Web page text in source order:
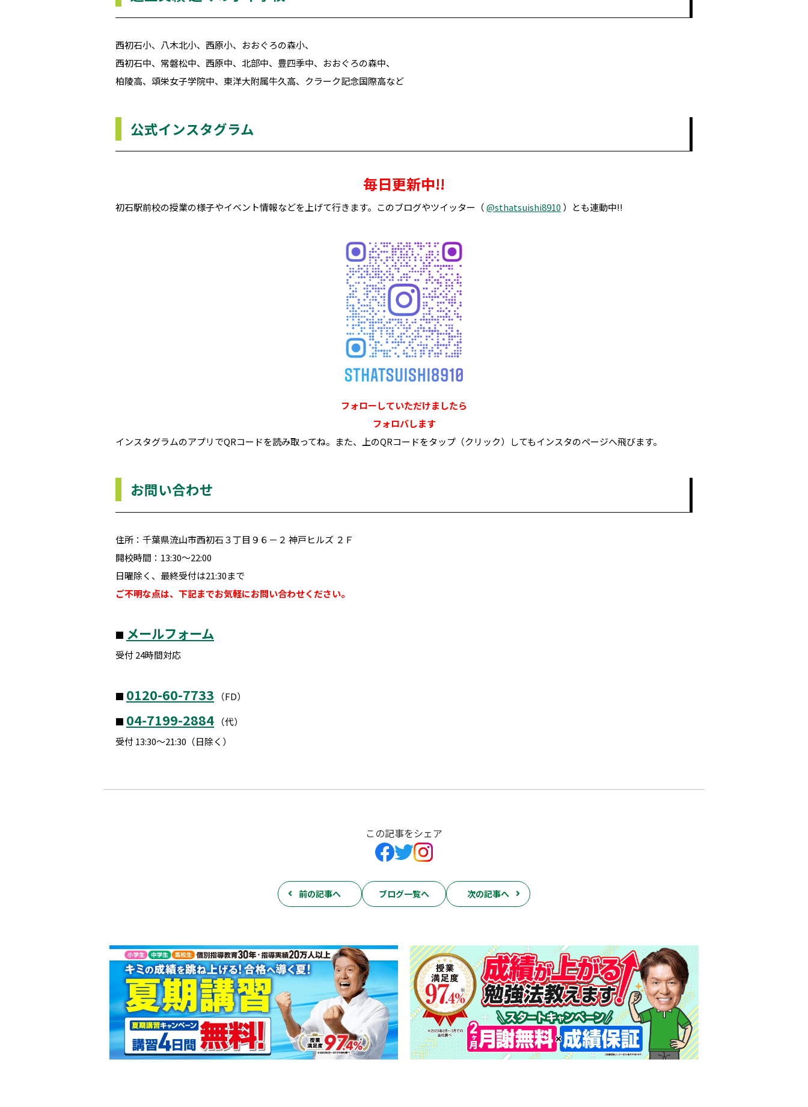
西初石小、八木北小、西原小、おおぐろの森小、
西初石中、常磐松中、西原中、北部中、豊四季中、おおぐろの森中、
柏陵高、頌栄女子学院中、東洋大附属牛久高、クラーク記念国際高など
公式インスタグラム
毎日更新中!!
初石駅前校の授業の様子やイベント情報などを上げて行きます。このブログやツイッター（@sthatsuishi8910 ）とも連動中!!
フォローしていただけましたら
フォロバします
インスタグラムのアプリでQRコードを読み取ってね。また、上のQRコードをタップ（クリック）してもインスタのページへ飛びます。
お問い合わせ
住所：千葉県流山市西初石３丁目９６－２ 神戸ヒルズ ２Ｆ
開校時間：13:30～22:00
日曜除く、最終受付は21:30まで
ご不明な点は、下記までお気軽にお問い合わせください。
■ メールフォーム
受付 24時間対応
■ 0120-60-7733 （FD）
■ 04-7199-2884 （代）
受付 13:30～21:30（日除く）
この記事をシェア
前の記事へ ブログ一覧へ 次の記事へ